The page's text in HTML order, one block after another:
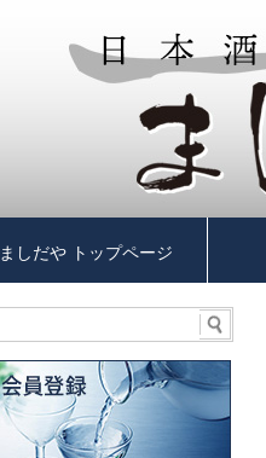
ましだや トップページ